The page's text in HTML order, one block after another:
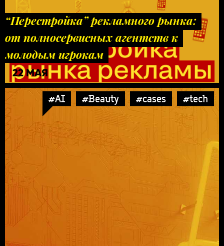
“Перестройка” рекламного рынка:
от полносервисных агентств к
молодым игрокам
22 МАЯ
#AI #Beauty #cases #tech